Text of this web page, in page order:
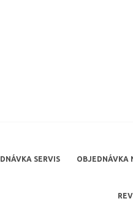
SERVIS OBJEDNÁVKA